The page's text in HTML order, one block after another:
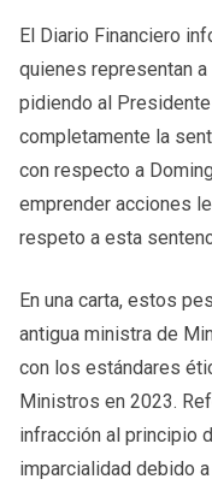
El Diario Financiero
quienes representan
pidiendo al
completamente la
con respecto a
emprender acciones
respeto a esta
En una carta, estos
antigua ministra de
con los estándares
Ministros en 2023.
infracción al principio
imparcialidad debido